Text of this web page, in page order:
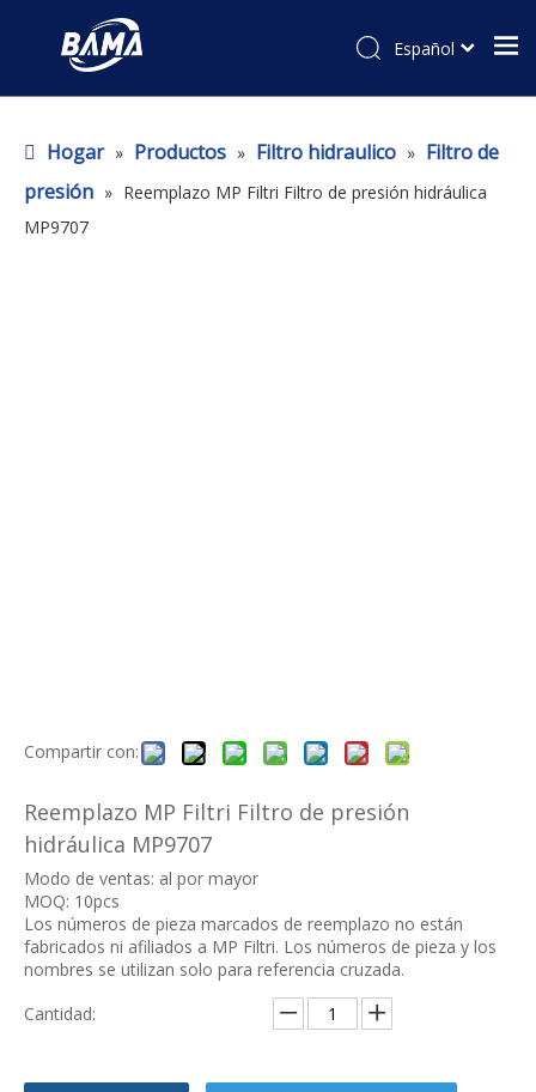
Español
Hogar » Productos » Filtro hidraulico » Filtro de
presión » Reemplazo MP Filtri Filtro de presión hidráulica
MP9707
Compartir con:
Reemplazo MP Filtri Filtro de presión
hidráulica MP9707
Modo de ventas: al por mayor
MOQ: 10pcs
Los números de pieza marcados de reemplazo no están
fabricados ni afiliados a MP Filtri. Los números de pieza y los
nombres se utilizan solo para referencia cruzada.
Cantidad: